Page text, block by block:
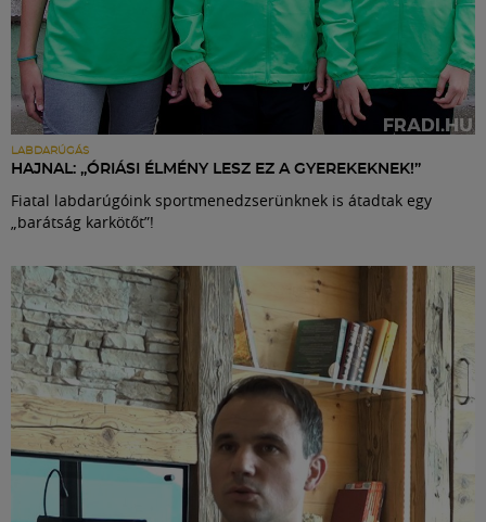
LABDARÚGÁS
HAJNAL: „ÓRIÁSI ÉLMÉNY LESZ EZ A GYEREKEKNEK!”
Fiatal labdarúgóink sportmenedzserünknek is átadtak egy
„barátság karkötőt”!